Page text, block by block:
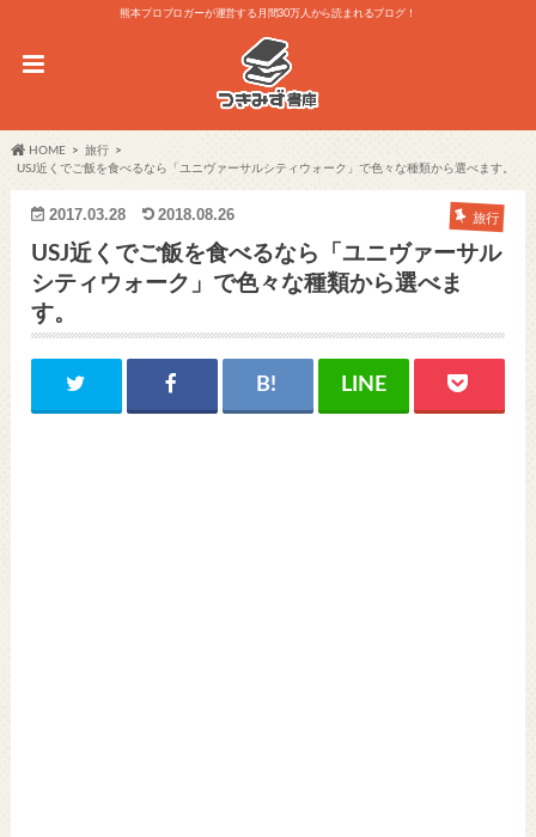
熊本プロブロガーが運営する月間30万人から読まれるブログ！
HOME
旅行
USJ近くでご飯を食べるなら「ユニヴァーサルシティウォーク」で色々な種類から選べます。
2017.03.28 2018.08.26 旅行
USJ近くでご飯を食べるなら「ユニヴァーサル
シティウォーク」で色々な種類から選べま
す。